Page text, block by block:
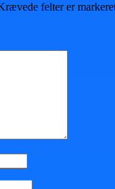
felter er